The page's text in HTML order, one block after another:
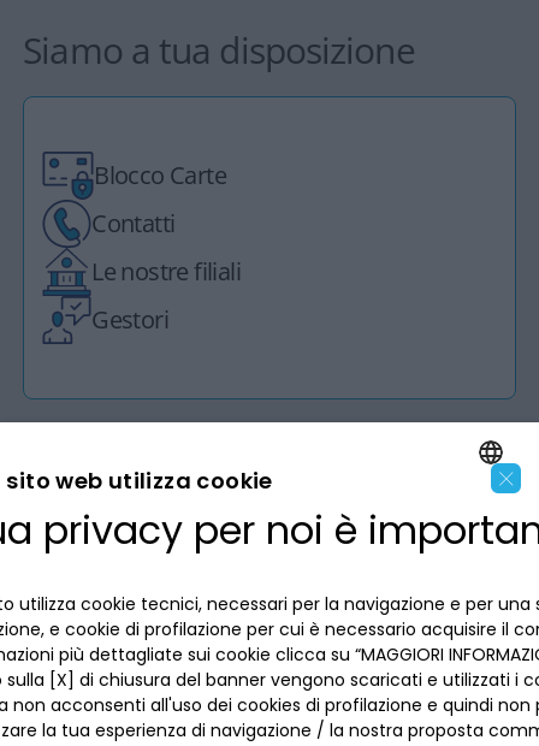
Siamo a tua disposizione
Blocco Carte
Contatti
Le nostre filiali
Gestori
LA BANCA
Dove siamo
Lavora con noi
INFORMAZIONI PER IL CLIENTE
Privacy
La tua scelta sui cookies
ACCESSIBILITÀ E APP
SEGUICI SUI SOCIAL
ENGLISH
×
sito web utilizza cookie
privacy per noi è
utilizza cookie tecnici, necessari per la navigazione e per una
e cookie di profilazione per cui è necessario acquisire il
più dettagliate sui cookie clicca su “MAGGIORI
[X] di chiusura del banner vengono scaricati e utilizzati i
non acconsenti all'uso dei cookies di profilazione e quindi non
la tua esperienza di navigazione / la nostra proposta